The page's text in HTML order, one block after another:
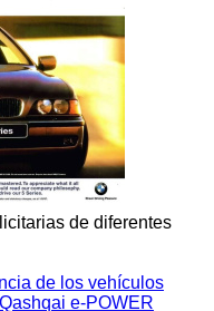
de diferentes
de los vehículos
e-POWER